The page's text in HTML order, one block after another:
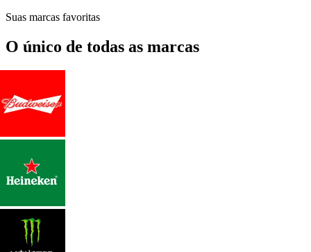
Suas marcas favoritas
O único de todas as marcas